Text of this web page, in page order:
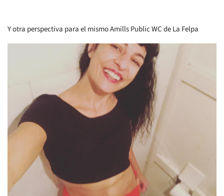
Y otra perspectiva para el mismo Amills Public WC de La Felpa